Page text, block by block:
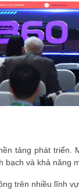
tảng phát
bạch và khả năng
trên nhiều lĩnh